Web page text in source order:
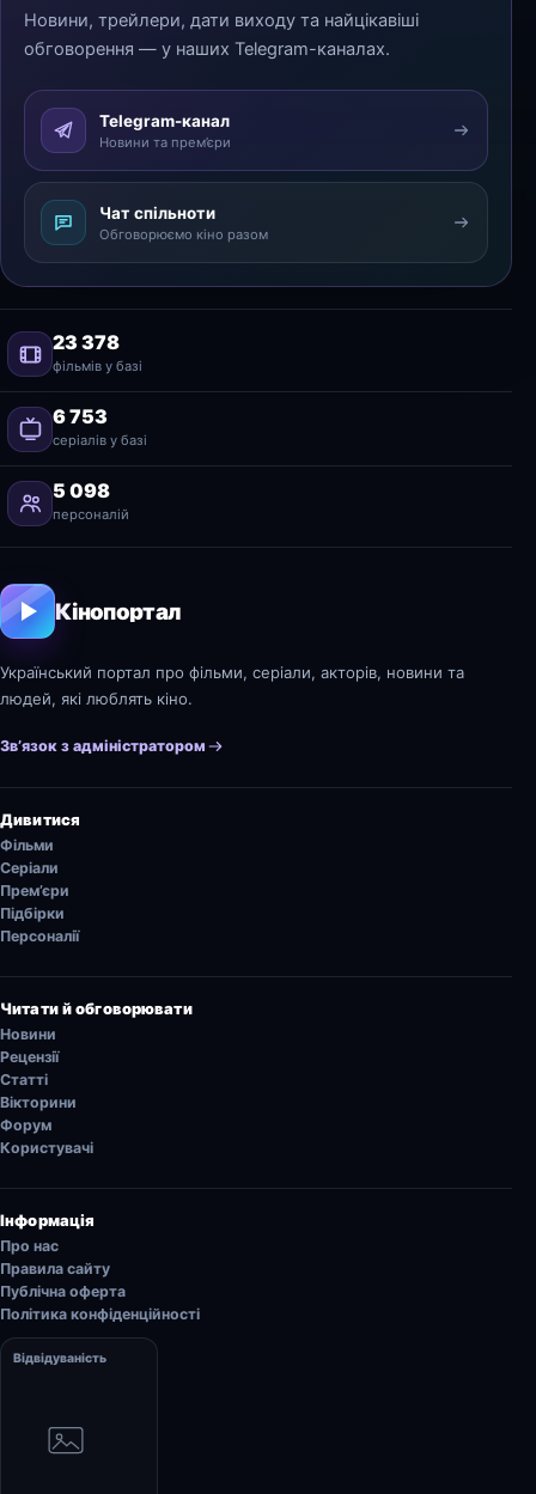
Новини, трейлери, дати виходу та найцікавіші
обговорення — у наших Telegram-каналах.
Telegram-канал
Новини та прем’єри
Чат спільноти
Обговорюємо кіно разом
23 378
фільмів у базі
6 753
серіалів у базі
5 098
персоналій
Кінопортал
Український портал про фільми, серіали, акторів, новини та
людей, які люблять кіно.
Зв’язок з адміністратором
Дивитися
Фільми
Серіали
Прем’єри
Підбірки
Персоналії
Читати й обговорювати
Новини
Рецензії
Статті
Вікторини
Форум
Користувачі
Інформація
Про нас
Правила сайту
Публічна оферта
Політика конфіденційності
Відвідуваність